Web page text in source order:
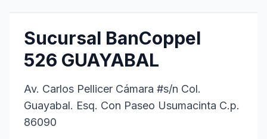
Sucursal BanCoppel
526 GUAYABAL
Av. Carlos Pellicer Cámara #s/n Col.
Guayabal. Esq. Con Paseo Usumacinta C.p.
86090